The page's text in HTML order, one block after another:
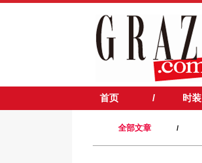
首页 / 时装
全部文章 /